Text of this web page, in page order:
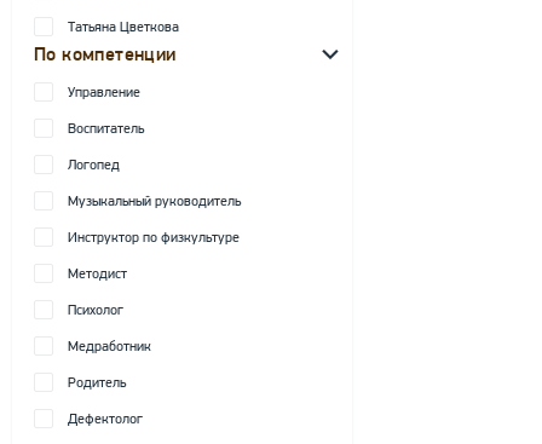
Татьяна Цветкова
По компетенции
Управление
Воспитатель
Логопед
Музыкальный руководитель
Инструктор по физкультуре
Методист
Психолог
Медработник
Родитель
Дефектолог